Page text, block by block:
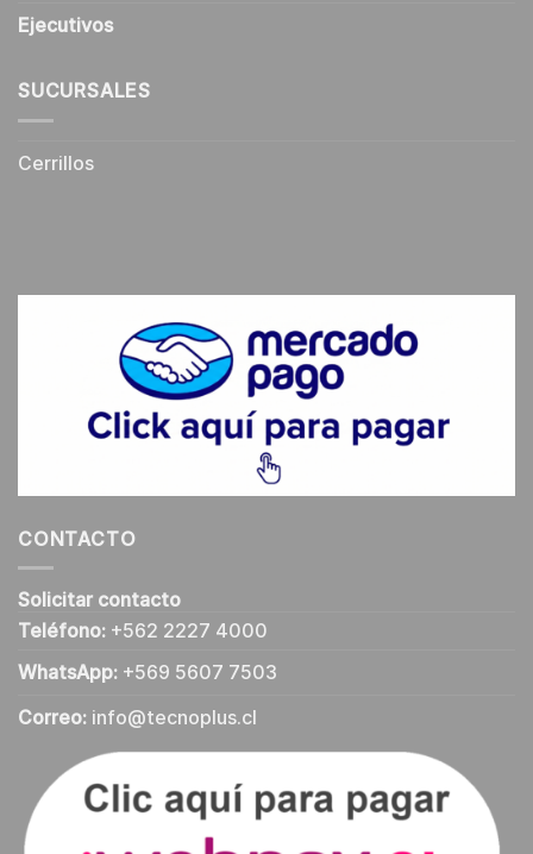
Ejecutivos
SUCURSALES
Cerrillos
CONTACTO
Solicitar contacto
Teléfono: +562 2227 4000
WhatsApp: +569 5607 7503
Correo: info@tecnoplus.cl